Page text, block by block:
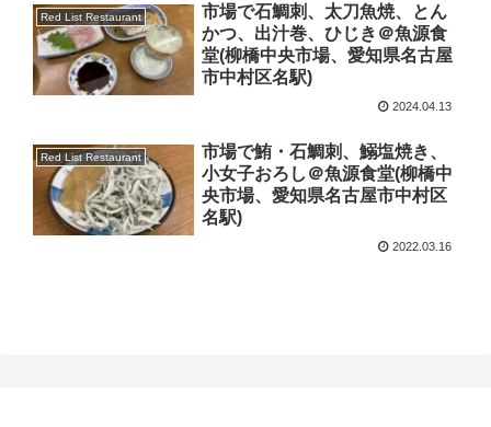
Red List Restaurant
市場で石鯛刺、太刀魚焼、とん
かつ、出汁巻、ひじき＠魚源食
堂(柳橋中央市場、愛知県名古屋
市中村区名駅)
2024.04.13
Red List Restaurant
市場で鮪・石鯛刺、鰯塩焼き、
小女子おろし＠魚源食堂(柳橋中
央市場、愛知県名古屋市中村区
名駅)
2022.03.16